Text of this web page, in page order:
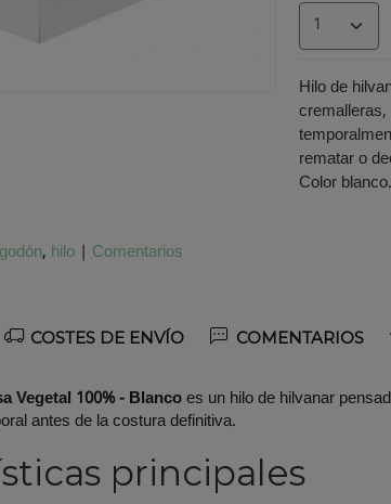
Hilo de
rematar o
Color blanco.
hilo | Comentarios
COSTES DE ENVÍO COMENTARIOS
Vegetal 100% - Blancoes un hilo de hilvanar
antes de la costura definitiva.
principales